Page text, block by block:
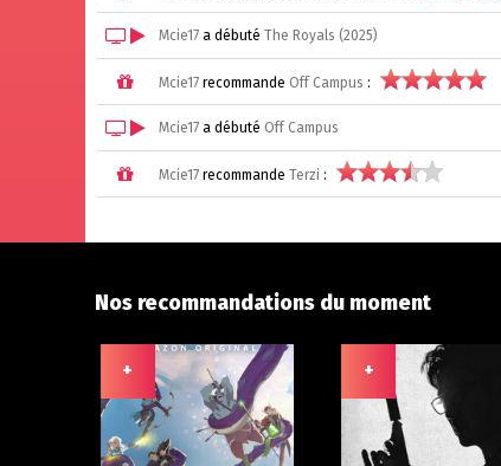
Mcie17 a débuté The Royals (2025)
Mcie17 recommande Off Campus :
Mcie17 a débuté Off Campus
Mcie17 recommande Terzi :
Nos recommandations du moment
+ +